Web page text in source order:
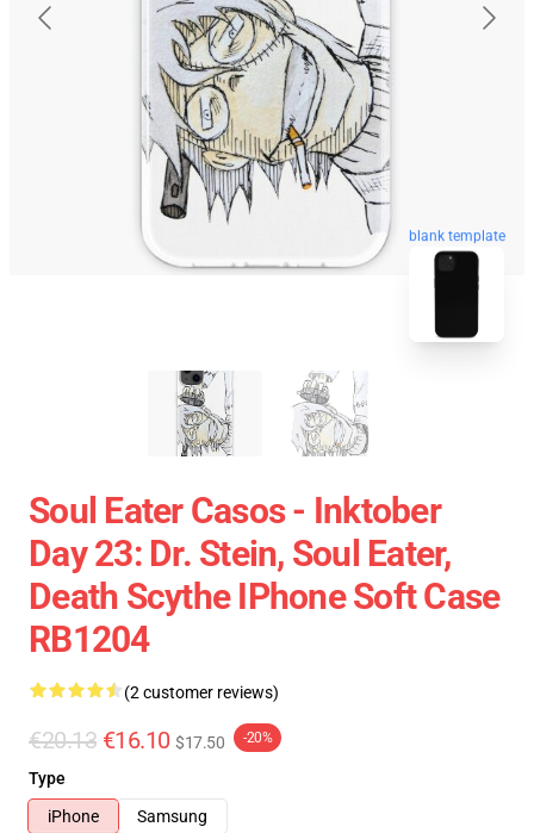
blank template
Soul Eater Casos - Inktober
Day 23: Dr. Stein, Soul Eater,
Death Scythe IPhone Soft Case
RB1204
(2 customer reviews)
€20.13 €16.10 $17.50 -20%
Type
iPhone
Samsung